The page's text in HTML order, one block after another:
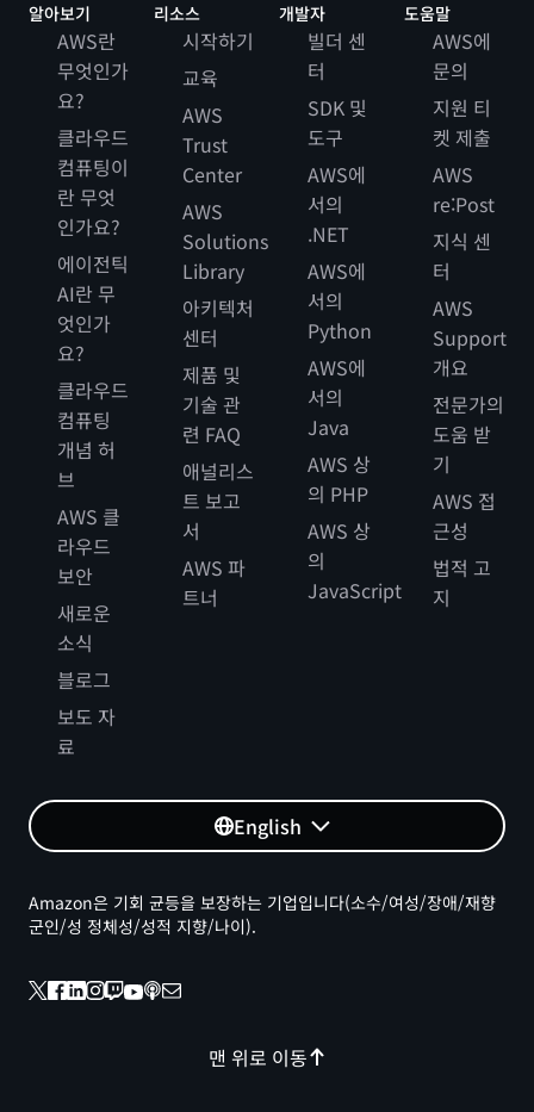
알아보기
AWS란
무엇인가
요?
클라우드
컴퓨팅이
란 무엇
인가요?
에이전틱
AI란 무
엇인가
요?
클라우드
컴퓨팅
개념 허
브
AWS 클
라우드
보안
새로운
소식
블로그
보도 자
료
리소스
시작하기
교육
AWS
Trust
Center
AWS
Solutions
Library
아키텍처
센터
제품 및
기술 관
련 FAQ
애널리스
트 보고
서
AWS 파
트너
개발자
빌더 센
터
SDK 및
도구
AWS에
서의
.NET
AWS에
서의
Python
AWS에
서의
Java
AWS 상
의 PHP
AWS 상
의
JavaScript
도움말
AWS에
문의
지원 티
켓 제출
AWS
re:Post
지식 센
터
AWS
Support
개요
전문가의
도움 받
기
AWS 접
근성
법적 고
지
English
맨 위로 이동
Amazon은 기회 균등을 보장하는 기업입니다(소수/여성/장애/재향
군인/성 정체성/성적 지향/나이).